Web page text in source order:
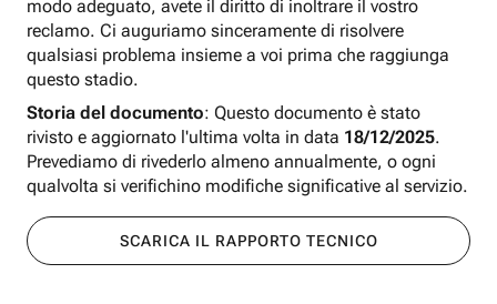
modo adeguato, avete il diritto di inoltrare il vostro
reclamo. Ci auguriamo sinceramente di risolvere
qualsiasi problema insieme a voi prima che raggiunga
questo stadio.
Storia del documento: Questo documento è stato
rivisto e aggiornato l'ultima volta in data 18/12/2025.
Prevediamo di rivederlo almeno annualmente, o ogni
qualvolta si verifichino modifiche significative al servizio.
SCARICA IL RAPPORTO TECNICO